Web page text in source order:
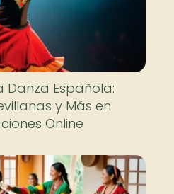
Danza Española:
y Más en
Online